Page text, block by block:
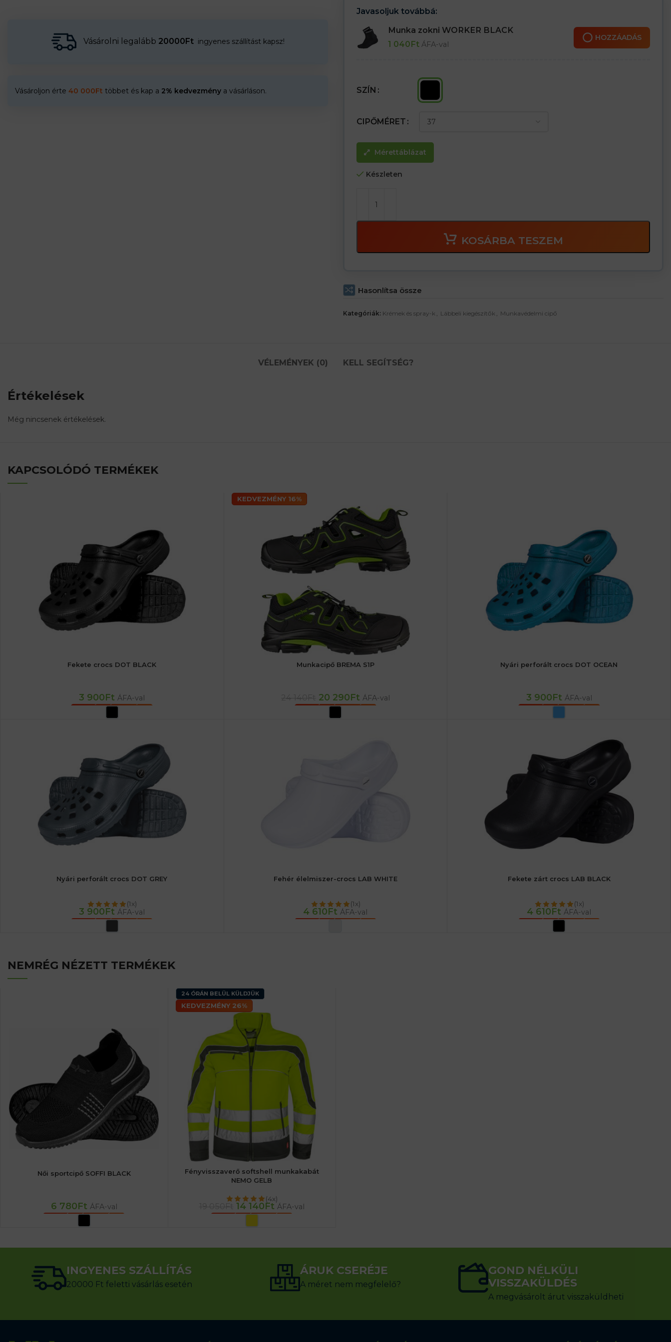
Vásárolni legalább 20000Ft ingyenes szállítást kapsz!
Vásároljon érte 40 000Ft többet és kap a 2% kedvezmény a vásárláson.
Javasoljuk továbbá:
Munka zokni WORKER BLACK
1 040Ft ÁFA-val
HOZZÁADÁS
SZÍN
CIPŐMÉRET
Mérettáblázat
Készleten
KOSÁRBA TESZEM
Hasonlítsa össze
Kategóriák: Krémek és spray-k , Lábbeli kiegészítők , Munkavédelmi cipő
VÉLEMÉNYEK (0) KELL SEGÍTSÉG?
Értékelések
Még nincsenek értékelések.
KAPCSOLÓDÓ TERMÉKEK
Fekete crocs DOT BLACK
3 900Ft ÁFA-val
OPCIÓK VÁLASZTÁSA
KEDVEZMÉNY 16%
Munkacipő BREMA S1P
20 290Ft ÁFA-val
OPCIÓK VÁLASZTÁSA
Nyári perforált crocs DOT OCEAN
3 900Ft ÁFA-val
OPCIÓK VÁLASZTÁSA
Nyári perforált crocs DOT GREY
(1x)
3 900Ft ÁFA-val
OPCIÓK VÁLASZTÁSA
Fehér élelmiszer-crocs LAB WHITE
(1x)
4 610Ft ÁFA-val
Fekete zárt crocs LAB BLACK
(1x)
4 610Ft ÁFA-val
OPCIÓK VÁLASZTÁSA
NEMRÉG NÉZETT TERMÉKEK
Női sportcipő SOFFI BLACK
6 780Ft ÁFA-val
OPCIÓK VÁLASZTÁSA
24 ÓRÁN BELÜL KÜLDJÜK
KEDVEZMÉNY 26%
Fényvisszaverő softshell munkakabát
NEMO GELB
(4x)
14 140Ft ÁFA-val
OPCIÓK VÁLASZTÁSA
INGYENES SZÁLLÍTÁS
20000 Ft feletti vásárlás esetén
ÁRUK CSERÉJE
A méret nem megfelelő?
GOND NÉLKÜLI
VISSZAKÜLDÉS
A megvásárolt árut visszaküldheti